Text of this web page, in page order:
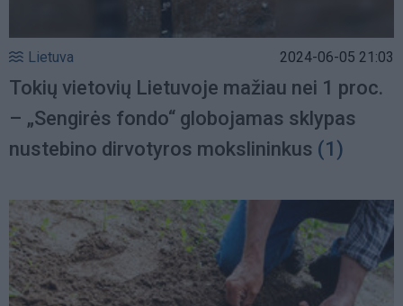
Lietuva 2024-06-05 21:03
Tokių vietovių Lietuvoje mažiau nei 1 proc.
– „Sengirės fondo“ globojamas sklypas
nustebino dirvotyros mokslininkus (1)